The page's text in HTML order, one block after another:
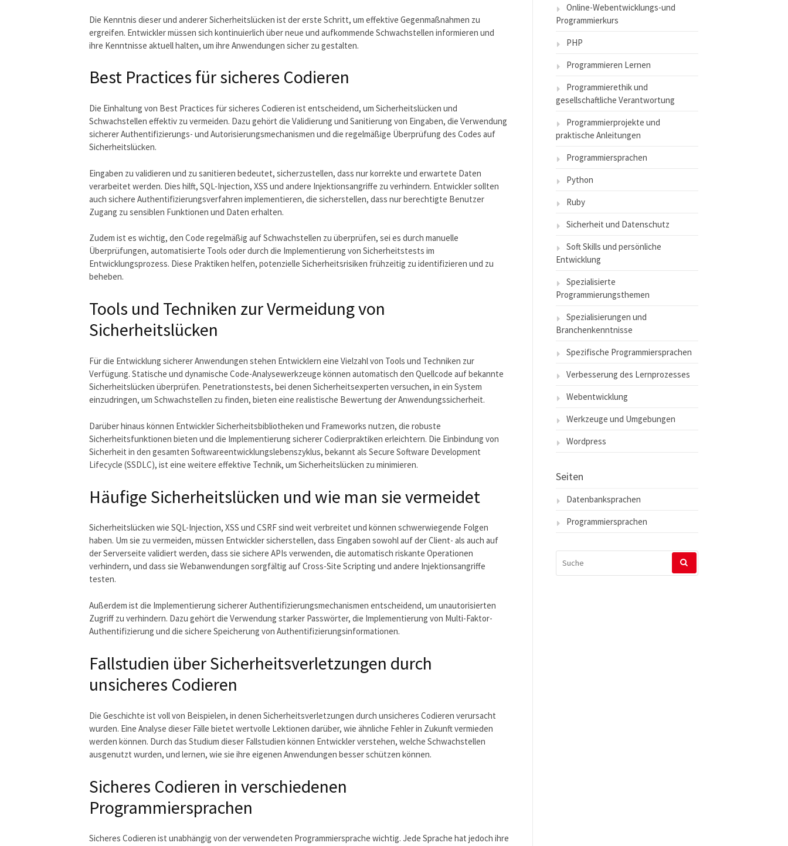
Die Kenntnis dieser und anderer Sicherheitslücken ist der erste Schritt, um effektive Gegenmaßnahmen zu
ergreifen. Entwickler müssen sich kontinuierlich über neue und aufkommende Schwachstellen informieren und
ihre Kenntnisse aktuell halten, um ihre Anwendungen sicher zu gestalten.
Best Practices für sicheres Codieren
Die Einhaltung von Best Practices für sicheres Codieren ist entscheidend, um Sicherheitslücken und
Schwachstellen effektiv zu vermeiden. Dazu gehört die Validierung und Sanitierung von Eingaben, die Verwendung
sicherer Authentifizierungs- und Autorisierungsmechanismen und die regelmäßige Überprüfung des Codes auf
Sicherheitslücken.
Eingaben zu validieren und zu sanitieren bedeutet, sicherzustellen, dass nur korrekte und erwartete Daten
verarbeitet werden. Dies hilft, SQL-Injection, XSS und andere Injektionsangriffe zu verhindern. Entwickler sollten
auch sichere Authentifizierungsverfahren implementieren, die sicherstellen, dass nur berechtigte Benutzer
Zugang zu sensiblen Funktionen und Daten erhalten.
Zudem ist es wichtig, den Code regelmäßig auf Schwachstellen zu überprüfen, sei es durch manuelle
Überprüfungen, automatisierte Tools oder durch die Implementierung von Sicherheitstests im
Entwicklungsprozess. Diese Praktiken helfen, potenzielle Sicherheitsrisiken frühzeitig zu identifizieren und zu
beheben.
Tools und Techniken zur Vermeidung von
Sicherheitslücken
Für die Entwicklung sicherer Anwendungen stehen Entwicklern eine Vielzahl von Tools und Techniken zur
Verfügung. Statische und dynamische Code-Analysewerkzeuge können automatisch den Quellcode auf bekannte
Sicherheitslücken überprüfen. Penetrationstests, bei denen Sicherheitsexperten versuchen, in ein System
einzudringen, um Schwachstellen zu finden, bieten eine realistische Bewertung der Anwendungssicherheit.
Darüber hinaus können Entwickler Sicherheitsbibliotheken und Frameworks nutzen, die robuste
Sicherheitsfunktionen bieten und die Implementierung sicherer Codierpraktiken erleichtern. Die Einbindung von
Sicherheit in den gesamten Softwareentwicklungslebenszyklus, bekannt als Secure Software Development
Lifecycle (SSDLC), ist eine weitere effektive Technik, um Sicherheitslücken zu minimieren.
Häufige Sicherheitslücken und wie man sie vermeidet
Sicherheitslücken wie SQL-Injection, XSS und CSRF sind weit verbreitet und können schwerwiegende Folgen
haben. Um sie zu vermeiden, müssen Entwickler sicherstellen, dass Eingaben sowohl auf der Client- als auch auf
der Serverseite validiert werden, dass sie sichere APIs verwenden, die automatisch riskante Operationen
verhindern, und dass sie Webanwendungen sorgfältig auf Cross-Site Scripting und andere Injektionsangriffe
testen.
Außerdem ist die Implementierung sicherer Authentifizierungsmechanismen entscheidend, um unautorisierten
Zugriff zu verhindern. Dazu gehört die Verwendung starker Passwörter, die Implementierung von Multi-Faktor-
Authentifizierung und die sichere Speicherung von Authentifizierungsinformationen.
Fallstudien über Sicherheitsverletzungen durch
unsicheres Codieren
Die Geschichte ist voll von Beispielen, in denen Sicherheitsverletzungen durch unsicheres Codieren verursacht
wurden. Eine Analyse dieser Fälle bietet wertvolle Lektionen darüber, wie ähnliche Fehler in Zukunft vermieden
werden können. Durch das Studium dieser Fallstudien können Entwickler verstehen, welche Schwachstellen
ausgenutzt wurden, und lernen, wie sie ihre eigenen Anwendungen besser schützen können.
Sicheres Codieren in verschiedenen
Programmiersprachen
Sicheres Codieren ist unabhängig von der verwendeten Programmiersprache wichtig. Jede Sprache hat jedoch ihre
Online-Webentwicklungs-und
Programmierkurs
PHP
Programmieren Lernen
Programmierethik und
gesellschaftliche Verantwortung
Programmierprojekte und
praktische Anleitungen
Programmiersprachen
Python
Ruby
Sicherheit und Datenschutz
Soft Skills und persönliche
Entwicklung
Spezialisierte
Programmierungsthemen
Spezialisierungen und
Branchenkenntnisse
Spezifische Programmiersprachen
Verbesserung des Lernprozesses
Webentwicklung
Werkzeuge und Umgebungen
Wordpress
Seiten
Datenbanksprachen
Programmiersprachen
NACH: